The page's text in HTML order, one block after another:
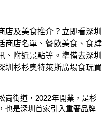
及美食推介？立即看深圳
商店名單、餐飲美食、食肆
附近景點等。準備去深圳
圳杉杉奧特萊斯廣場食玩買
崗街道，2022年開業，是杉
也是深圳首家引入重奢品牌